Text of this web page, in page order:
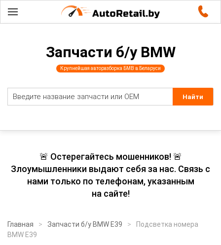
Запчасти б/у BMW
Крупнейшая авторазборка БМВ в Беларуси
🚨 Остерегайтесь мошенников! 🚨
Злоумышленники выдают себя за нас. Связь с
нами только по телефонам, указанным
на сайте!
Главная Запчасти б/у BMW E39
Подсветка номера
BMW E39